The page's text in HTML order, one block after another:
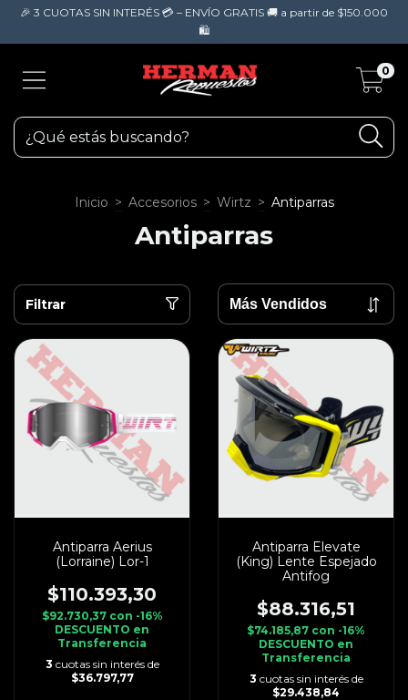
🎉 3 CUOTAS SIN INTERÉS 💳 – ENVÍO GRATIS 🚚 a partir de $150.000
🛍️
0
Inicio > Accesorios > Wirtz > Antiparras
Antiparras
Filtrar
Antiparra Aerius
(Lorraine) Lor-1
$110.393,30
$92.730,37 con -16%
DESCUENTO en
Transferencia
3 cuotas sin interés de
$36.797,77
Antiparra Elevate
(King) Lente Espejado
Antifog
$88.316,51
$74.185,87 con -16%
DESCUENTO en
Transferencia
3 cuotas sin interés de
$29.438,84